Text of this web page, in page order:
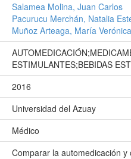
Salamea Molina, Juan Carlos
Pacurucu Merchán, Natalia
Muñoz Arteaga, María Verónica
ESTIMULANTES;BEBIDAS
2016
Universidad del Azuay
Médico
Comparar la automedicación y